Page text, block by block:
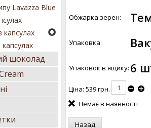
Обжарка зерен:
Упаковка:
Упаковок в ящику: 6
Ціна: 539 грн.
Немає в наявності
Lavazza Blue
капсулах
шоколад